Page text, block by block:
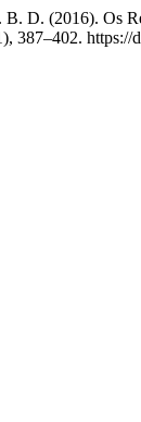
D. (2016). Os
387–402. https://